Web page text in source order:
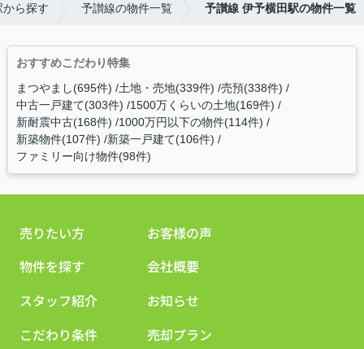
ら探す 予讃線の物件一覧 予讃線 伊予横田駅の物件一覧
おすすめこだわり特集
まつやまし(695件) 土地・売地(339件) 売預(338件)
中古一戸建て(303件) 1500万くらいの土地(169件)
新耐震中古(168件) 1000万円以下の物件(114件)
新築物件(107件) 新築一戸建て(106件)
ファミリー向け物件(98件)
売りたい方
物件を探す
スタッフ紹介
こだわり条件
お客様の声
会社概要
お知らせ
売却プラン